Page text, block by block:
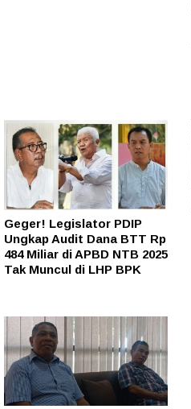
Geger! Legislator PDIP
Ungkap Audit Dana BTT Rp
484 Miliar di APBD NTB 2025
Tak Muncul di LHP BPK